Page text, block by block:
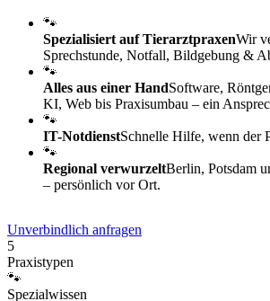
🐾
Spezialisiert auf TierarztpraxenWir
Sprechstunde, Notfall, Bildgebung &
🐾
Alles aus einer HandSoftware,
KI, Web bis Praxisumbau – ein
🐾
IT-NotdienstSchnelle Hilfe, wenn der
🐾
Regional verwurzeltBerlin, Potsdam
– persönlich vor Ort.
Unverbindlich anfragen
5
Praxistypen
🐾
Spezialwissen